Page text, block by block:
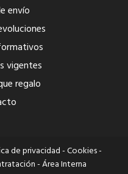
envío
vigentes
regalo
de privacidad - Cookies-
- Área Interna